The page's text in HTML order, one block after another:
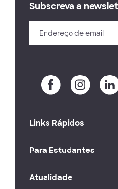
Subscreva a
Links Rápidos
Para Estudantes
Atualidade